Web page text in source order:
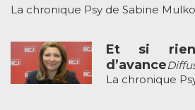
La chronique Psy de Sabine Mulko
Et si rien
d’avance
La chronique